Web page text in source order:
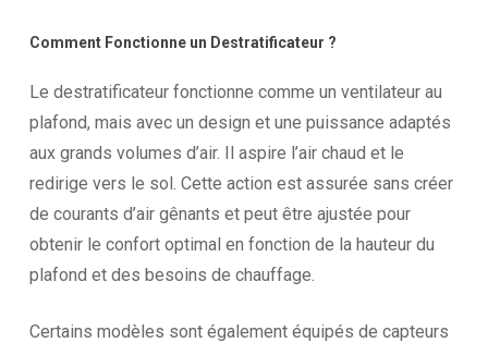
Comment Fonctionne un Destratificateur ?
Le destratificateur fonctionne comme un ventilateur au
plafond, mais avec un design et une puissance adaptés
aux grands volumes d’air. Il aspire l’air chaud et le
redirige vers le sol. Cette action est assurée sans créer
de courants d’air gênants et peut être ajustée pour
obtenir le confort optimal en fonction de la hauteur du
plafond et des besoins de chauffage.
Certains modèles sont également équipés de capteurs